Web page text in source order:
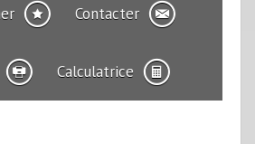
Contacter
Calculatrice